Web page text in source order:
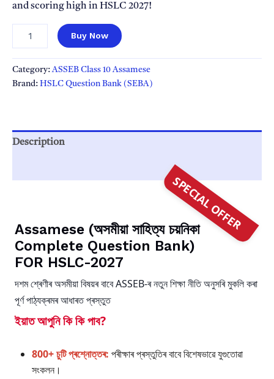
and scoring high in HSLC 2027!
(অসমীয়া)
Question
|
Buy Now
Category:ASSEB Class 10 Assamese
Brand: HSLC Question Bank (SEBA)
Description
SPECIAL OFFER
Assamese (অসমীয়া সাহিত্য চয়নিকা
Complete Question Bank)
FOR HSLC-2027
দশম শ্ৰেণীৰ অসমীয়া বিষয়ৰ বাবে ASSEB-ৰ নতুন শিক্ষা নীতি অনুসৰি মুকলি কৰা
পূৰ্ণ পাঠ্যক্ৰমৰ আধাৰত প্ৰস্তুত
ইয়াত আপুনি কি কি পাব?
800+ চুটি প্ৰশ্নোত্তৰ: পৰীক্ষাৰ প্ৰস্তুতিৰ বাবে বিশেষভাৱে যুগুতোৱা
সংকলন।